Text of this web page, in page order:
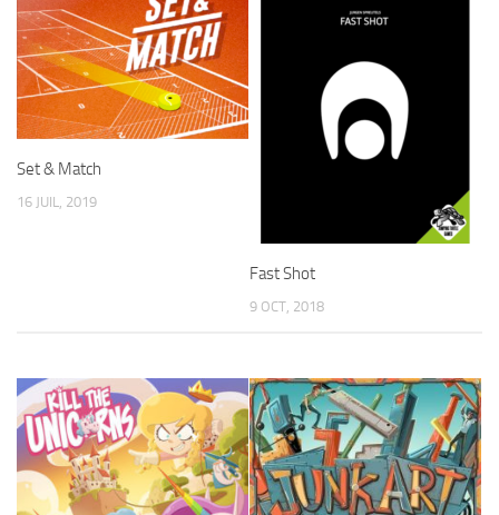
Set & Match
16 JUIL, 2019
Fast Shot
9 OCT, 2018